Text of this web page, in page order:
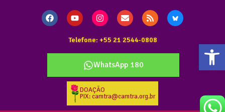
Telefone: +55 21 2544-0808
WhatsApp 180
DOAÇÃO
PIX: camtra@camtra.org.br